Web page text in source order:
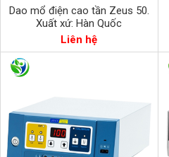
Dao mổ điện cao tần Zeus 50.
Xuất xứ: Hàn Quốc
Liên hệ